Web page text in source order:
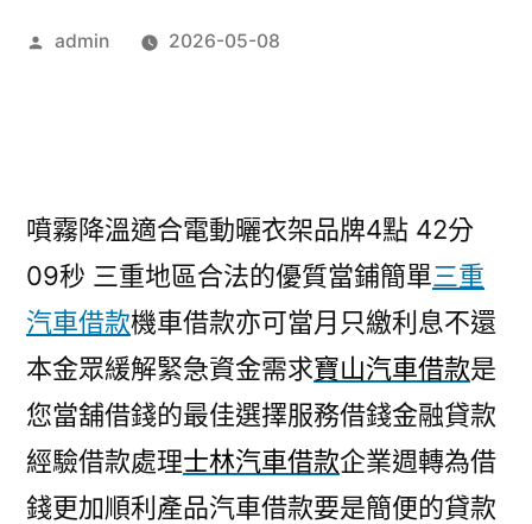
作
admin 2026-05-08
噴霧降溫適合電動曬衣架品牌4點 42分
09秒 三重地區合法的優質當鋪簡單三重
汽車借款機車借款亦可當月只繳利息不還
本金眾緩解緊急資金需求寶山汽車借款是
您當舖借錢的最佳選擇服務借錢金融貸款
經驗借款處理士林汽車借款企業週轉為借
錢更加順利產品汽車借款要是簡便的貸款